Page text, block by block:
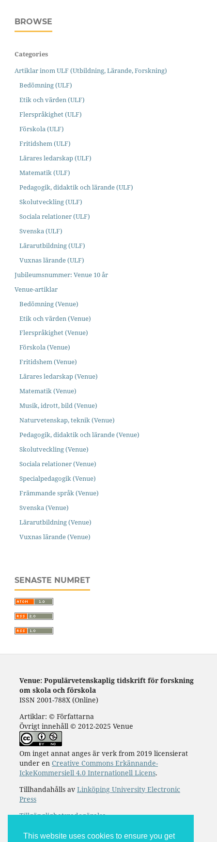
This website uses cookies to ensure you get
BROWSE
Categories
Artiklar inom ULF (Utbildning, Lärande, Forskning)
Bedömning (ULF)
Etik och värden (ULF)
Flerspråkighet (ULF)
Förskola (ULF)
Fritidshem (ULF)
Lärares ledarskap (ULF)
Matematik (ULF)
Pedagogik, didaktik och lärande (ULF)
Skolutveckling (ULF)
Sociala relationer (ULF)
Svenska (ULF)
Lärarutbildning (ULF)
Vuxnas lärande (ULF)
Jubileumsnummer: Venue 10 år
Venue-artiklar
Bedömning (Venue)
Etik och värden (Venue)
Flerspråkighet (Venue)
Förskola (Venue)
Fritidshem (Venue)
Lärares ledarskap (Venue)
Matematik (Venue)
Musik, idrott, bild (Venue)
Naturvetenskap, teknik (Venue)
Pedagogik, didaktik och lärande (Venue)
Skolutveckling (Venue)
Sociala relationer (Venue)
Specialpedagogik (Venue)
Främmande språk (Venue)
Svenska (Venue)
Lärarutbildning (Venue)
Vuxnas lärande (Venue)
SENASTE NUMRET
Venue: Populärvetenskaplig tidskrift för forskning
om skola och förskola
ISSN 2001-788X (Online)
Artiklar: © Författarna
Övrigt innehåll © 2012-2025 Venue
Om inget annat anges är verk from 2019 licensierat
under en Creative Commons Erkännande-
IckeKommersiell 4.0 Internationell Licens.
Tillhandahålls av Linköping University Electronic
Press
Tillgänglighetsredogörelse